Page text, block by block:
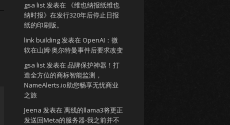
gsa list发表在
《维也纳报纸维也
纳时报》在发行320年后停止日报
纸的印刷版。
link building发表在 OpenAI：微
软在山姆·奥尔特曼事件后要求改变
gsa list发表在 品牌保护神器！打
造全方位的商标智能监测，
NameAlerts.io助您畅享无忧商业
之旅
Jeena 发表在 离线的llama3将更正
发送回Meta的服务器-我之前并不